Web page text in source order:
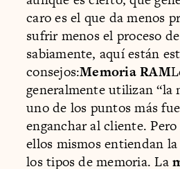
caro es el que da menos
sufrir menos el proceso
sabiamente, aquí están
consejos:Memoria RAM
generalmente utilizan “la
uno de los puntos más
enganchar al cliente.
ellos mismos entiendan
los tipos de memoria. La